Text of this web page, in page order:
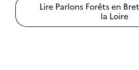
Lire Parlons Forêts en
la Loire